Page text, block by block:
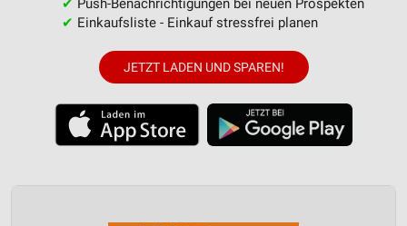
✔ Push-Benachrichtigungen bei neuen Prospekten
✔ Einkaufsliste - Einkauf stressfrei planen
JETZT LADEN UND SPAREN!